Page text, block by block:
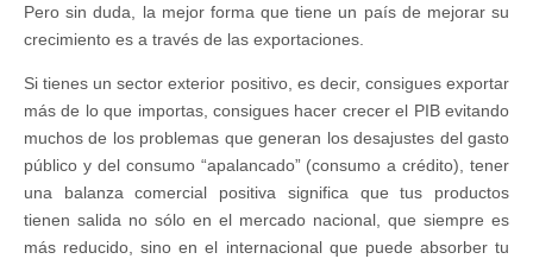
Pero sin duda, la mejor forma que tiene un país de mejorar su
crecimiento es a través de las exportaciones.
Si tienes un sector exterior positivo, es decir, consigues exportar
más de lo que importas, consigues hacer crecer el PIB evitando
muchos de los problemas que generan los desajustes del gasto
público y del consumo “apalancado” (consumo a crédito), tener
una balanza comercial positiva significa que tus productos
tienen salida no sólo en el mercado nacional, que siempre es
más reducido, sino en el internacional que puede absorber tu